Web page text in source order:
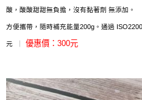
酸，酸酸甜甜無負擔， 沒有黏著劑 無添加。
方便攜帶，隨時補充能量200g。 通過
元 優惠價：300元